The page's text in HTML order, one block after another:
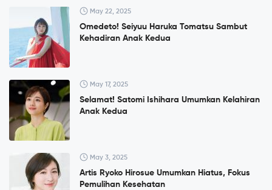
May 22, 2025
Omedeto! Seiyuu Haruka Tomatsu Sambut
Kehadiran Anak Kedua
May 17, 2025
Selamat! Satomi Ishihara Umumkan Kelahiran
Anak Kedua
May 3, 2025
Artis Ryoko Hirosue Umumkan Hiatus, Fokus
Pemulihan Kesehatan